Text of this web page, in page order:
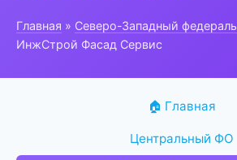
Главная » Северо-Западный
ИнжСтрой Фасад Сервис
🏠 Главная
Центральный ФО